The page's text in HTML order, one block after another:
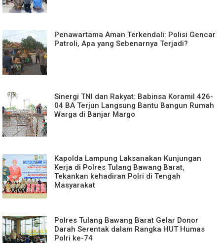
Penawartama Aman Terkendali: Polisi Gencar
Patroli, Apa yang Sebenarnya Terjadi?
Sinergi TNI dan Rakyat: Babinsa Koramil 426-
04 BA Terjun Langsung Bantu Bangun Rumah
Warga di Banjar Margo
Kapolda Lampung Laksanakan Kunjungan
Kerja di Polres Tulang Bawang Barat,
Tekankan kehadiran Polri di Tengah
Masyarakat
Polres Tulang Bawang Barat Gelar Donor
Darah Serentak dalam Rangka HUT Humas
Polri ke-74